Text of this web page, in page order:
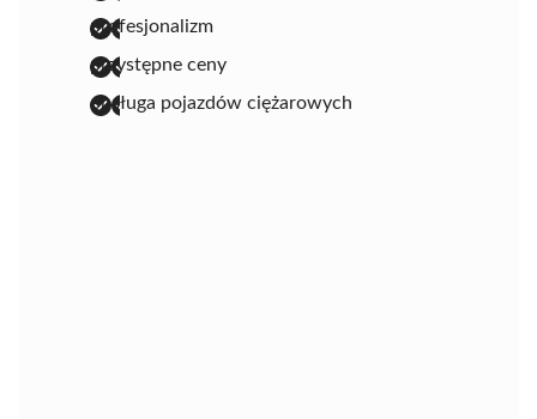
profesjonalizm
przystępne ceny
obsługa pojazdów ciężarowych